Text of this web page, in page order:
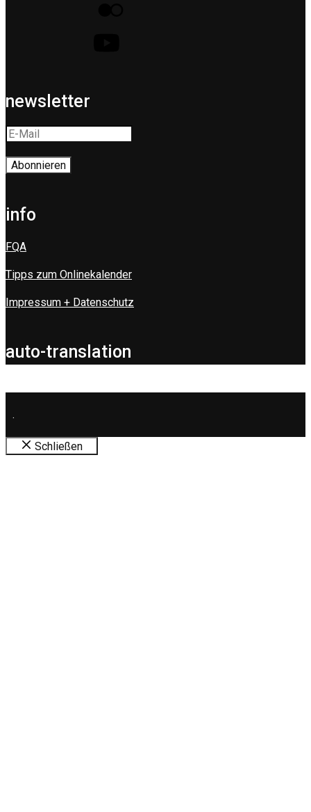
newsletter
info
FQA
Tipps zum Onlinekalender
Impressum + Datenschutz
auto-translation
.
Schließen